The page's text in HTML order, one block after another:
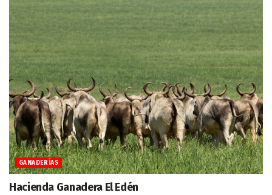
GANADERÍAS
Hacienda Ganadera El Edén